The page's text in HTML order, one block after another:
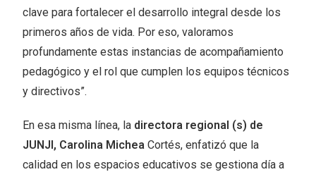
clave para fortalecer el desarrollo integral desde los
primeros años de vida. Por eso, valoramos
profundamente estas instancias de acompañamiento
pedagógico y el rol que cumplen los equipos técnicos
y directivos”.
En esa misma línea, la directora regional (s) de
JUNJI, Carolina Michea Cortés, enfatizó que la
calidad en los espacios educativos se gestiona día a